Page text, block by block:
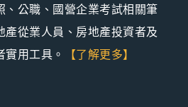
、公職、國營企業考試相關筆
產從業人員、房地產投資者及
實用工具。
【了解更多】